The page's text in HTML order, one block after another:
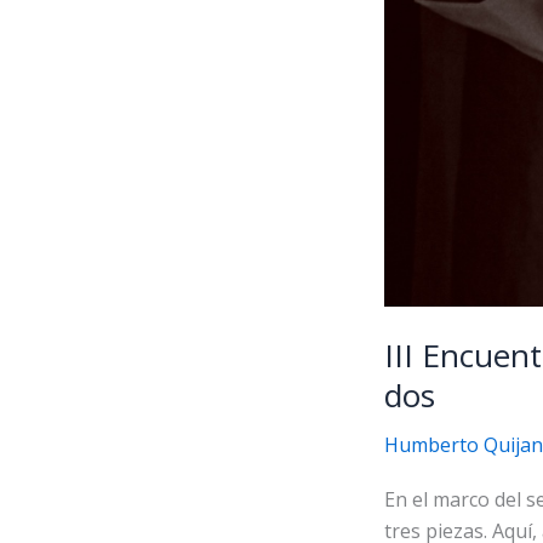
III
dos
Humberto
En el marco del
tres piezas.